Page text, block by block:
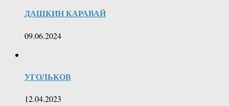
ДАШКИН КАРАВАЙ
09.06.2024
УГОЛЬКОВ
12.04.2023